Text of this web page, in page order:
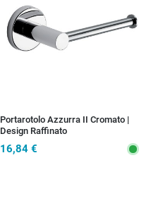
Portarotolo Azzurra II Cromato |
Design Raffinato
16,84 €